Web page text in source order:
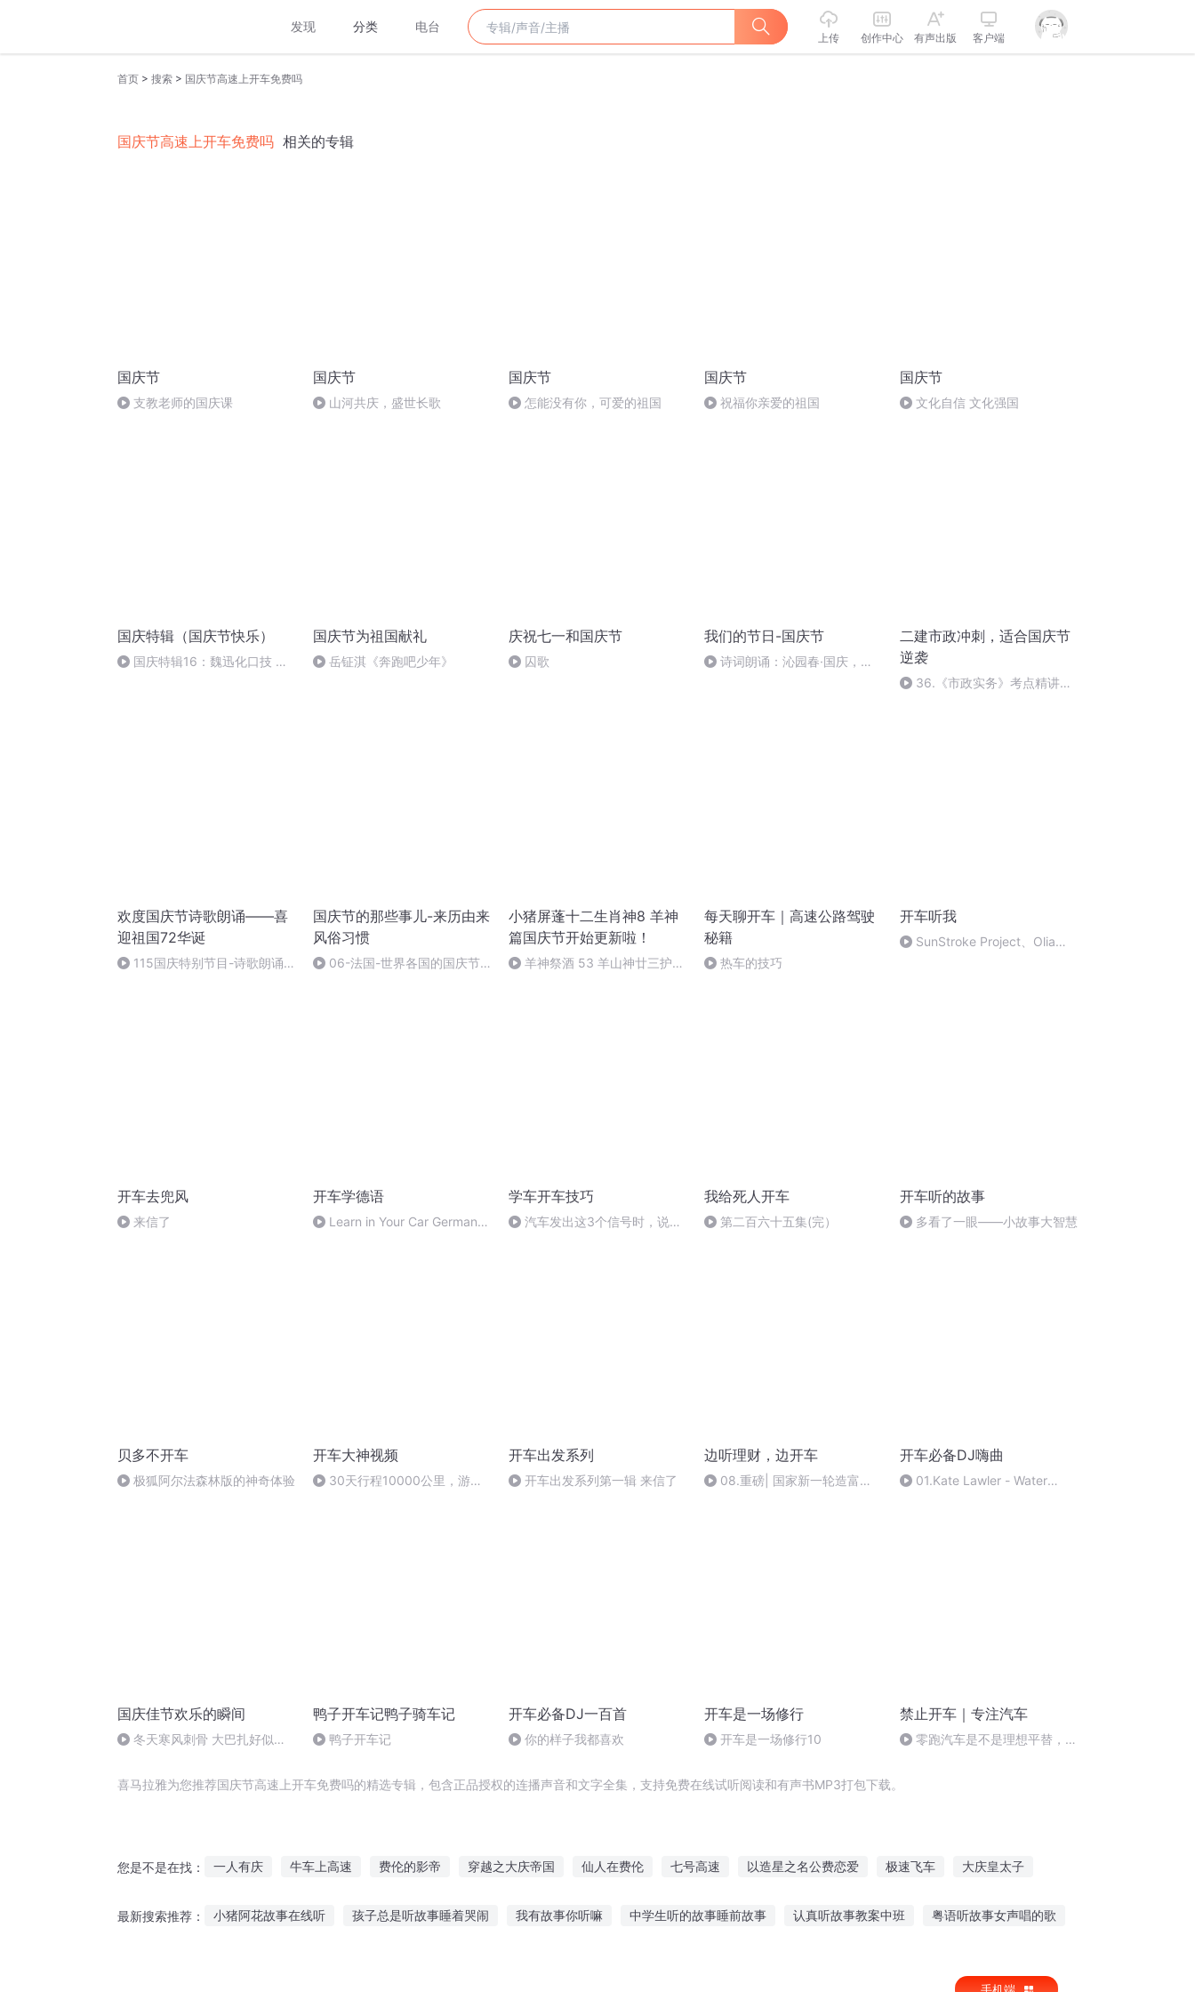
发现 分类 电台
上传 创作中心 有声出版 客户端
首页 > 搜索 > 国庆节高速上开车免费吗
国庆节高速上开车免费吗 相关的专辑
国庆节
支教老师的国庆课
国庆节
山河共庆，盛世长歌
国庆节
怎能没有你，可爱的祖国
国庆节
祝福你亲爱的祖国
国庆节
文化自信 文化强国
国庆特辑（国庆节快乐）
国庆特辑16：魏迅化口技 二
国庆节为祖国献礼
岳钲淇《奔跑吧少年》
庆祝七一和国庆节
囚歌
我们的节日-国庆节
诗词朗诵：沁园春·国庆，朗
二建市政冲刺，适合国庆节
逆袭
36.《市政实务》考点精讲第
欢度国庆节诗歌朗诵——喜
迎祖国72华诞
115国庆特别节目-诗歌朗诵-
国庆节的那些事儿-来历由来
风俗习惯
06-法国-世界各国的国庆节-
小猪屏蓬十二生肖神8 羊神
篇国庆节开始更新啦！
羊神祭酒 53 羊山神廿三护祭
每天聊开车｜高速公路驾驶
秘籍
热车的技巧
开车听我
SunStroke Project、Olia
开车去兜风
来信了
开车学德语
Learn in Your Car German -
学车开车技巧
汽车发出这3个信号时，说明
我给死人开车
第二百六十五集(完）
开车听的故事
多看了一眼——小故事大智慧
贝多不开车
极狐阿尔法森林版的神奇体验
开车大神视频
30天行程10000公里，游遍
开车出发系列
开车出发系列第一辑 来信了
边听理财，边开车
08.重磅| 国家新一轮造富潮
开车必备DJ嗨曲
01.Kate Lawler - Water
国庆佳节欢乐的瞬间
冬天寒风刺骨 大巴扎好似温
鸭子开车记鸭子骑车记
鸭子开车记
开车必备DJ一百首
你的样子我都喜欢
开车是一场修行
开车是一场修行10
禁止开车｜专注汽车
零跑汽车是不是理想平替，他
喜马拉雅为您推荐国庆节高速上开车免费吗的精选专辑，包含正品授权的连播声音和文字全集，支持免费在线试听阅读和有声书MP3打包下载。
您是不是在找： 一人有庆 牛车上高速 费伦的影帝 穿越之大庆帝国 仙人在费伦 七号高速 以造星之名公费恋爱 极速飞车 大庆皇太子
最新搜索推荐： 小猪阿花故事在线听 孩子总是听故事睡着哭闹 我有故事你听嘛 中学生听的故事睡前故事 认真听故事教案中班 粤语听故事女声唱的歌